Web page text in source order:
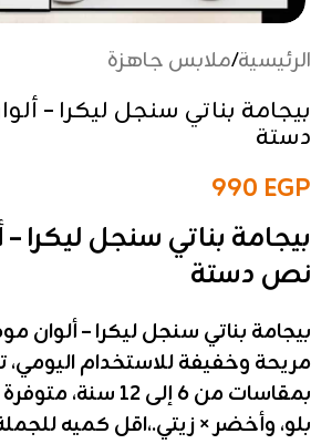
الرئيسية/ملابس جاهزة
بيجامة بناتي سنجل ليكرا –
دستة
990 EGP
بيجامة بناتي سنجل ليكرا
نص دستة
بيجامة بناتي سنجل ليكرا –
مريحة وخفيفة للاستخدام
بمقاسات من 6 إلى 12
بلو، وأخضر × زيتي.،اقل كميه